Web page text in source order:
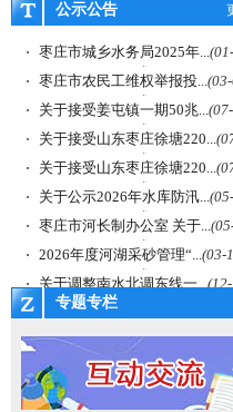
公示公告
枣庄市城乡水务局2025年...
枣庄市农民工维权举报投...
关于接受姜屯镇一期50兆...
关于接受山东枣庄徐塘220...
关于接受山东枣庄徐塘220...
关于公示2026年水库防汛...
枣庄市河长制办公室 关于...
2026年度河湖采砂管理“...(03-
关于调整南水北调东线一...
专题专栏